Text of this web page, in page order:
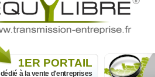
1ER PORTAIL
dédié à la vente d'entreprises